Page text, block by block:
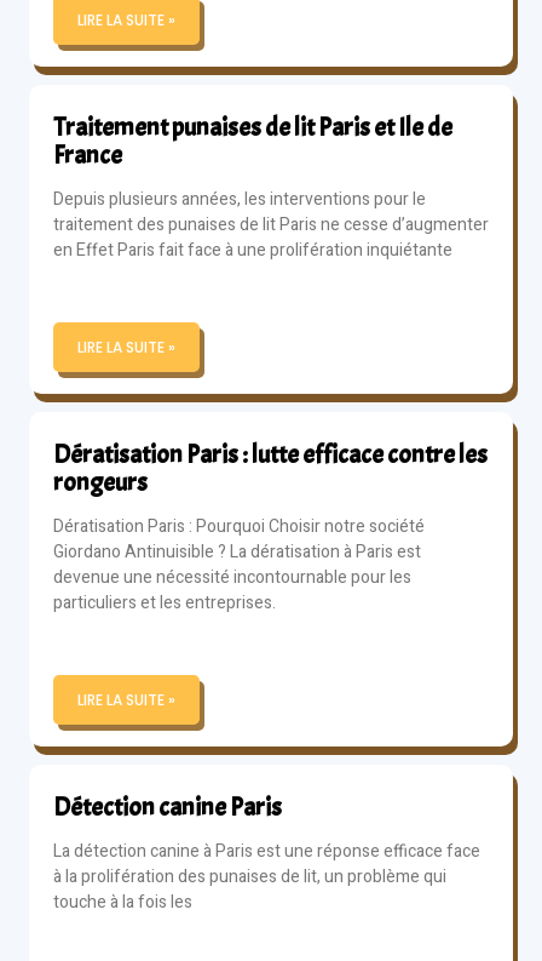
LIRE LA SUITE »
Traitement punaises de lit Paris et Ile de
France
Depuis plusieurs années, les interventions pour le
traitement des punaises de lit Paris ne cesse d’augmenter
en Effet Paris fait face à une prolifération inquiétante
LIRE LA SUITE »
Dératisation Paris : lutte efficace contre les
rongeurs
Dératisation Paris : Pourquoi Choisir notre société
Giordano Antinuisible ? La dératisation à Paris est
devenue une nécessité incontournable pour les
particuliers et les entreprises.
LIRE LA SUITE »
Détection canine Paris
La détection canine à Paris est une réponse efficace face
à la prolifération des punaises de lit, un problème qui
touche à la fois les